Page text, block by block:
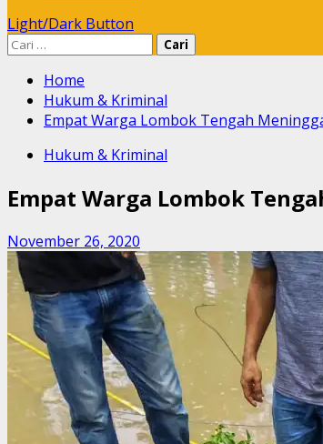
Light/Dark Button
Cari
Home
Hukum & Kriminal
Empat Warga Lombok Tengah
Hukum & Kriminal
Empat Warga Lombok
November 26, 2020